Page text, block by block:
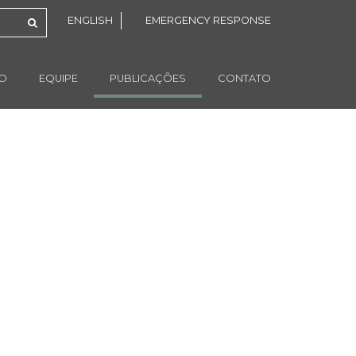
ENGLISH EMERGENCY RESPONSE
EQUIPE PUBLICAÇÕES CONTATO